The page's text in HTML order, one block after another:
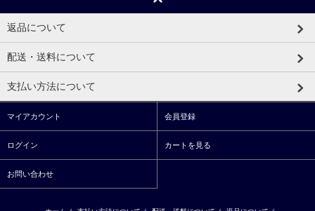
返品について
配送・送料について
支払い方法について
マイアカウント 会員登録
ログイン カートを見る
お問い合わせ